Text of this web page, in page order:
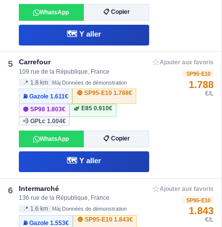
WhatsApp 📋 Copier
🗺️ Y aller
5 Carrefour
109 rue de la République, France
📍 1.8 km Màj Données de démonstration
⛽ Gazole1.611€
🔴 SP95-E10 1.788€
🟣 SP981.803€ 🌿 E85 0.910€
💨 GPLc1.004€
WhatsApp 📋 Copier
🗺️ Y aller
☆Ajouter aux favoris
SP95-E10
1.788
€/L
6 Intermarché
136 rue de la République, France
📍 1.6 km Màj Données de démonstration
⛽ Gazole1.553€
🔴 SP95-E10 1.843€
☆Ajouter aux favoris
SP95-E10
1.843
€/L